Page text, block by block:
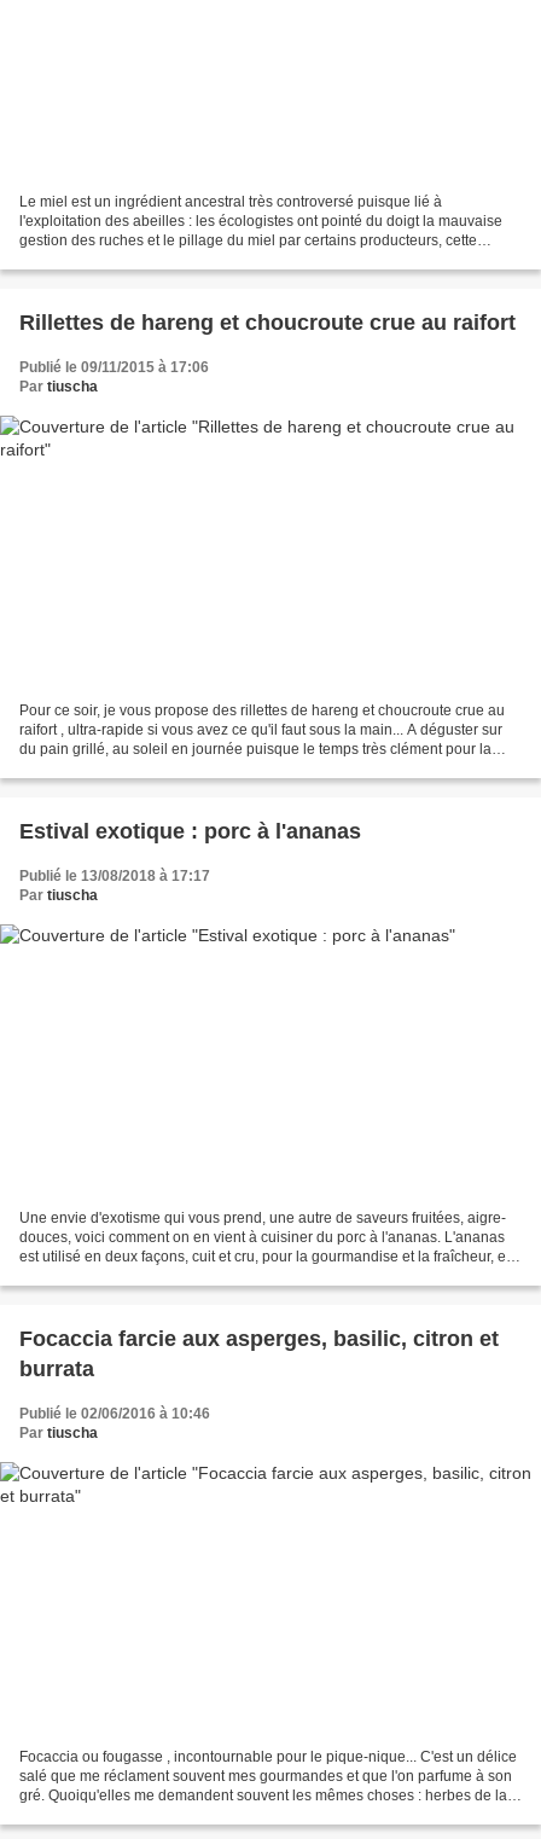
Le miel est un ingrédient ancestral très controversé puisque lié à
l'exploitation des abeilles : les écologistes ont pointé du doigt la mauvaise
gestion des ruches et le pillage du miel par certains producteurs, cette
Rillettes de hareng et choucroute crue au raifort
Publié le 09/11/2015 à 17:06
Par tiuscha
Pour ce soir, je vous propose des rillettes de hareng et choucroute crue au
raifort , ultra-rapide si vous avez ce qu'il faut sous la main... A déguster sur
du pain grillé, au soleil en journée puisque le temps très clément pour la
Estival exotique : porc à l'ananas
Publié le 13/08/2018 à 17:17
Par tiuscha
Une envie d'exotisme qui vous prend, une autre de saveurs fruitées, aigre-
douces, voici comment on en vient à cuisiner du porc à l'ananas. L'ananas
est utilisé en deux façons, cuit et cru, pour la gourmandise et la fraîcheur, et
Focaccia farcie aux asperges, basilic, citron et
burrata
Publié le 02/06/2016 à 10:46
Par tiuscha
Focaccia ou fougasse , incontournable pour le pique-nique... C'est un délice
salé que me réclament souvent mes gourmandes et que l'on parfume à son
gré. Quoiqu'elles me demandent souvent les mêmes choses : herbes de la